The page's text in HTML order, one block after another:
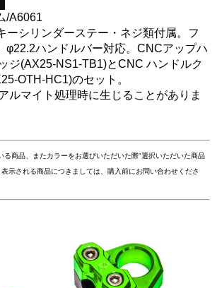
/A6061
ーシリンダーステー・ネジ類付属。フ
φ22.2ハンドルバー対応。CNCアップハ
ジ(AX25-NS1-TB1)とCNC ハンドルク
OTH-HC1)のセット。
ルマイト処理時に生じることがありま
る商品、またカラーをお選びいただいた際"選択いただいた商品
示される商品につきましては、購入前にお問い合わせくださ